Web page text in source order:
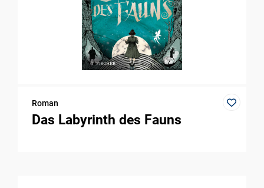
Roman
Das Labyrinth des Fauns